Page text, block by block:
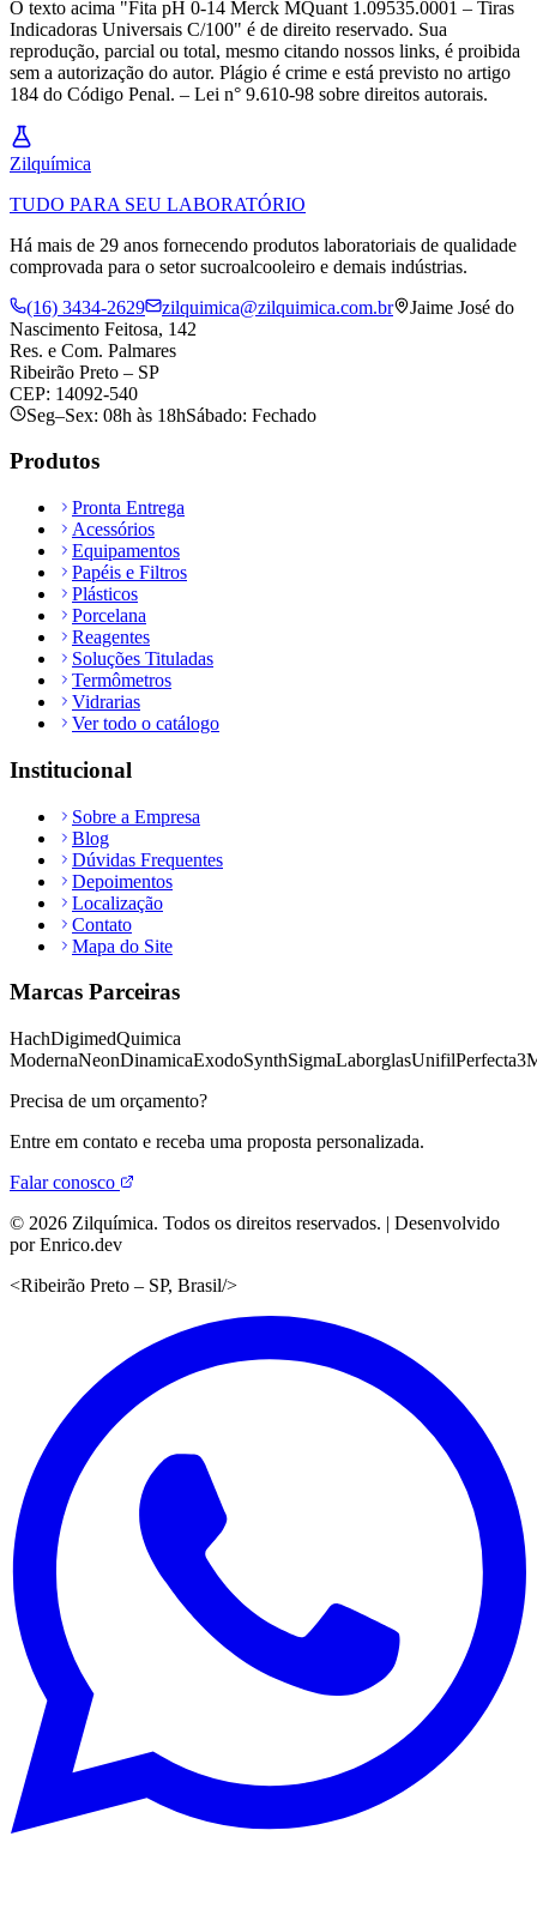
O texto acima "Fita pH 0-14 Merck MQuant 1.09535.0001 – Tiras
Indicadoras Universais C/100" é de direito reservado. Sua
reprodução, parcial ou total, mesmo citando nossos links, é proibida
sem a autorização do autor. Plágio é crime e está previsto no artigo
184 do Código Penal. – Lei n° 9.610-98 sobre direitos autorais.
Zilquímica
TUDO PARA SEU LABORATÓRIO
Há mais de 29 anos fornecendo produtos laboratoriais de qualidade
comprovada para o setor sucroalcooleiro e demais indústrias.
(16) 3434-2629
zilquimica@zilquimica.com.br
Jaime José do
Nascimento Feitosa, 142
Res. e Com. Palmares
Ribeirão Preto – SP
CEP: 14092-540
Seg–Sex: 08h às 18hSábado: Fechado
Produtos
Pronta Entrega
Acessórios
Equipamentos
Papéis e Filtros
Plásticos
Porcelana
Reagentes
Soluções Tituladas
Termômetros
Vidrarias
Ver todo o catálogo
Institucional
Sobre a Empresa
Blog
Dúvidas Frequentes
Depoimentos
Localização
Contato
Mapa do Site
Marcas Parceiras
HachDigimedQuimica
ModernaNeonDinamicaExodoSynthSigmaLaborglasUnifilPerfecta
Precisa de um orçamento?
Entre em contato e receba uma proposta personalizada.
Falar conosco
© 2026 Zilquímica. Todos os direitos reservados. | Desenvolvido
por Enrico.dev
<Ribeirão Preto – SP, Brasil/>